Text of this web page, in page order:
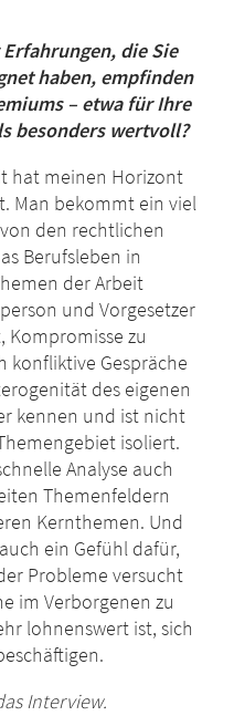
die Sie
haben, empfinden
– etwa für Ihre
besonders wertvoll?
hat meinen Horizont
Man bekommt ein viel
den rechtlichen
Berufsleben in
der Arbeit
und Vorgesetzer
Kompromisse zu
konfliktive Gespräche
des eigenen
kennen und ist nicht
isoliert.
Analyse auch
Themenfeldern
Kernthemen. Und
ein Gefühl dafür,
Probleme versucht
im Verborgenen zu
lohnenswert ist, sich
Interview.